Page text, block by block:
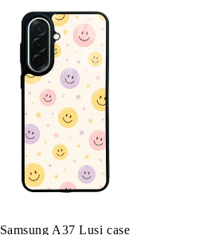
Samsung A37 Lusi case